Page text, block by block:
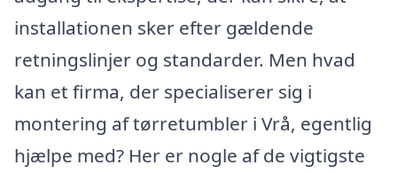
installationen sker efter gældende
retningslinjer og standarder. Men hvad
kan et firma, der specialiserer sig i
montering af tørretumbler i Vrå, egentlig
hjælpe med? Her er nogle af de vigtigste